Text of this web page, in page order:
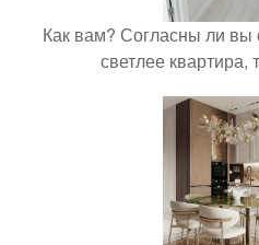
Как вам? Согласны ли вы
светлее квартира,